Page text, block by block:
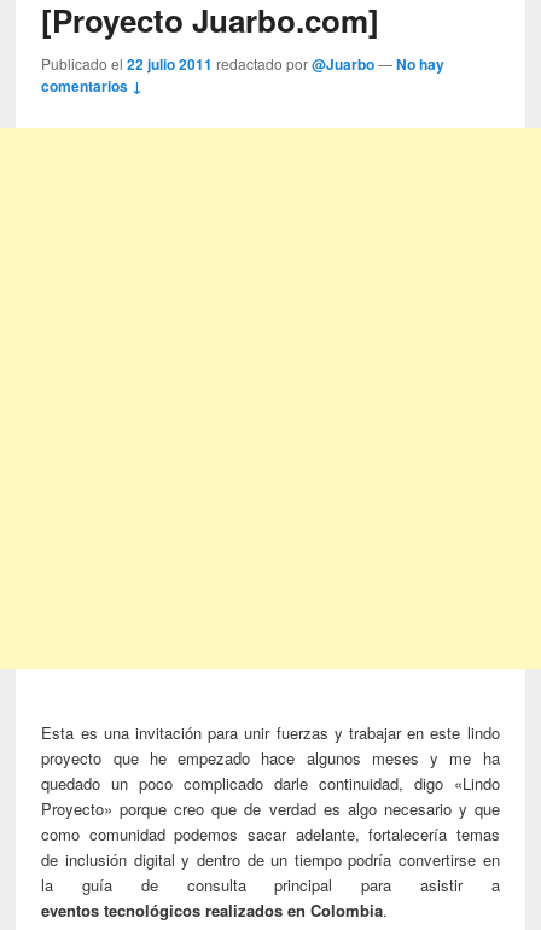
[Proyecto Juarbo.com]
Publicado el22 julio 2011 redactado por@Juarbo —No hay
comentarios ↓
Esta es una invitación para unir fuerzas y trabajar en este lindo
proyecto que he empezado hace algunos meses y me ha
quedado un poco complicado darle continuidad, digo «Lindo
Proyecto» porque creo que de verdad es algo necesario y que
como comunidad podemos sacar adelante, fortalecería temas
de inclusión digital y dentro de un tiempo podría convertirse en
la guía de consulta principal para asistir a
eventos tecnológicos realizados en Colombia.